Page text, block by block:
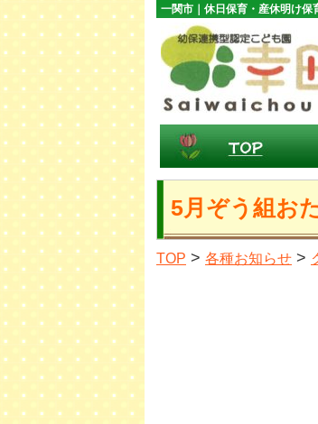
一関市｜休日保育・産休明け保
5月ぞう組お
TOP > 各種お知らせ >